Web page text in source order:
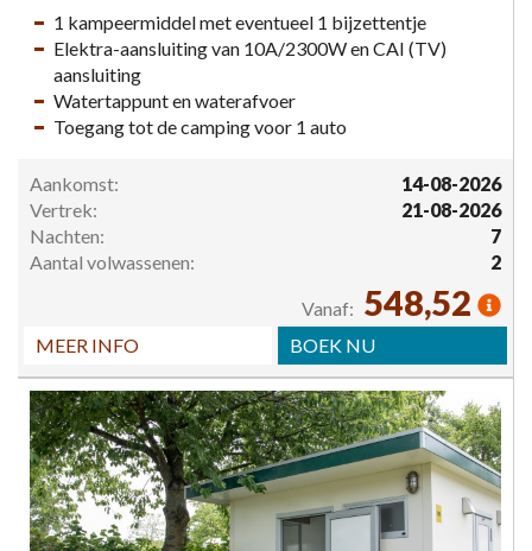
1 kampeermiddel met eventueel 1 bijzettentje
Elektra-aansluiting van 10A/2300W en CAI (TV)
aansluiting
Watertappunt en waterafvoer
Toegang tot de camping voor 1 auto
Aankomst:
14-08-2026
Vertrek:
21-08-2026
Nachten:
7
Aantal volwassenen:
2
Vanaf: 548,52
MEER INFO BOEK NU